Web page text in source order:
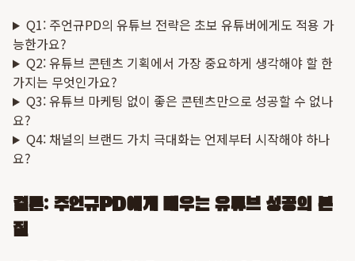
Q1: 주언규PD의 유튜브 전략은 초보 유튜버에게도 적용 가
능한가요?
Q2: 유튜브 콘텐츠 기획에서 가장 중요하게 생각해야 할 한
가지는 무엇인가요?
Q3: 유튜브 마케팅 없이 좋은 콘텐츠만으로 성공할 수 없나
요?
Q4: 채널의 브랜드 가치 극대화는 언제부터 시작해야 하나
요?
결론: 주언규PD에게 배우는 유튜브 성공의 본
질